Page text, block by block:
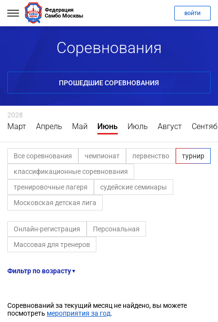
Федерация
Самбо Москвы
ВОЙТИ
Соревнования
ПРОШЕДШИЕ СОРЕВНОВАНИЯ
2028
Март Апрель Май Июнь Июль Август
Все соревнования чемпионат первенство
турнир
классификационные соревнования
тренировочные лагеря
судейские семинары
Московская детская лига
Онлайн-регистрация
Персональная
Массовая для тренеров
Фильтр по возрасту▼
Соревнований за текущий месяц не найдено, вы можете
посмотреть мероприятия за год.